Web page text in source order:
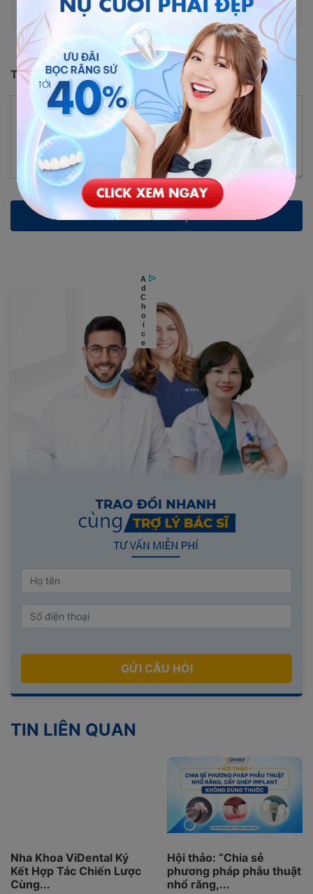
Trở thành người đầu tiên bình luận cho bài viết này!
GỬI CÂU HỎI
TIN LIÊN QUAN
Nha Khoa ViDental Ký
Kết Hợp Tác Chiến Lược
Cùng...
Hội thảo: “Chia sẻ
phương pháp phẫu thuật
nhổ răng,...